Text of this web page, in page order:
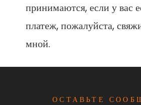
принимаются, если у вас
платеж, пожалуйста,
ОСТАВЬТЕ